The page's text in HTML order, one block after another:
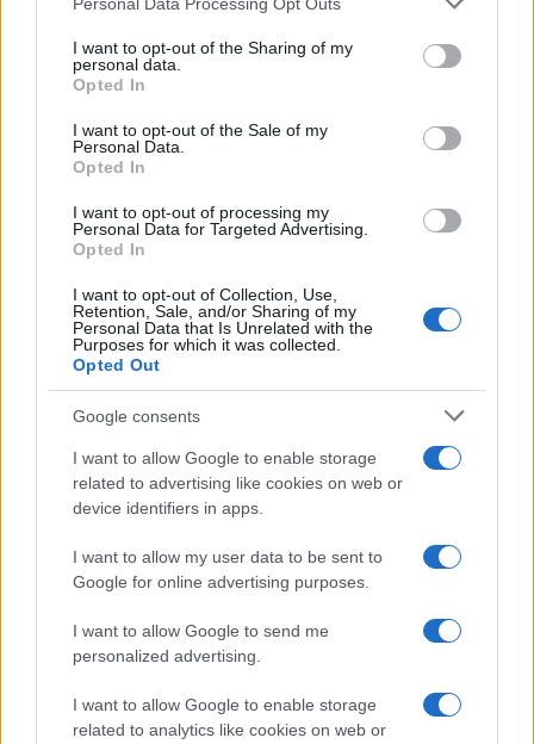
not limited to your visit or usage behaviour. You may click to
grant or deny consent to Google and its third-party tags to
use your data for below specified purposes in below Google
consent section.
I want to opt-out of the Sharing of my
personal data.
Opted In
I want to opt-out of the Sale of my
Personal Data.
Opted In
I want to opt-out of processing my
Personal Data for Targeted Advertising.
Opted In
I want to opt-out of Collection, Use,
Retention, Sale, and/or Sharing of my
Personal Data that Is Unrelated with the
Purposes for which it was collected.
Opted Out
Google consents
I want to allow Google to enable storage
related to advertising like cookies on web or
device identifiers in apps.
I want to allow my user data to be sent to
Google for online advertising purposes.
I want to allow Google to send me
personalized advertising.
I want to allow Google to enable storage
related to analytics like cookies on web or
Continua a leggere
GAMING NEWS